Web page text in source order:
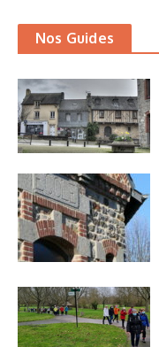
Nos Guides